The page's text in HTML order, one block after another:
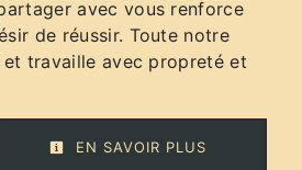
avec vous renforce
de réussir. Toute notre
travaille avec propreté et
EN SAVOIR PLUS